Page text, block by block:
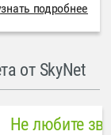
подробнее
от SkyNet
в городе
Не любите